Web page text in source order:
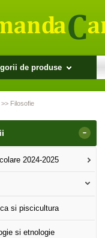
de produse
>> Filosofie
-
2024-2025
si piscicultura
si etnologie